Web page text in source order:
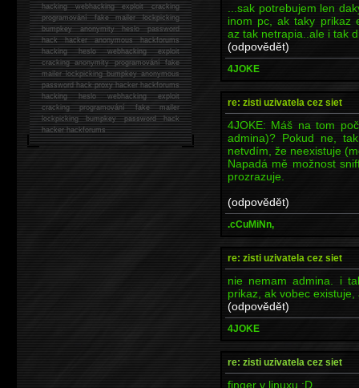
...sak potrebujem len
inom pc, ak taky prikaz
az tak netrapia..ale i tak
(odpovědět)
4JOKE
re: zisti uzivatela cez siet
4JOKE: Máš na tom
admina)? Pokud ne,
netvdím, že neexistuje
Napadá mě možnost
prozrazuje.
(odpovědět)
.cCuMiNn,
re: zisti uzivatela cez siet
nie nemam admina. i
prikaz, ak vobec
(odpovědět)
4JOKE
re: zisti uzivatela cez siet
finger v linuxu :D
hackingwebhacking exploit cracking
programování fake mailer lockpicking
bumpkey anonymity heslo password
hackhacker anonymous hackforums
hackingheslo webhacking exploit
cracking anonymity programování fake
mailer lockpicking bumpkey anonymous
password hack proxy hacker hackforums
hacking heslo webhacking exploit
cracking programování fake mailer
lockpicking bumpkey password hack
hackerhackforums